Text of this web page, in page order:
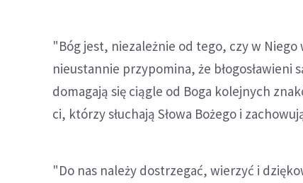
"Bóg jest, niezależnie od tego, czy w Niego
nieustannie przypomina, że błogosławieni
domagają się ciągle od Boga kolejnych
ci, którzy słuchają Słowa Bożego i
"Do nas należy dostrzegać, wierzyć i